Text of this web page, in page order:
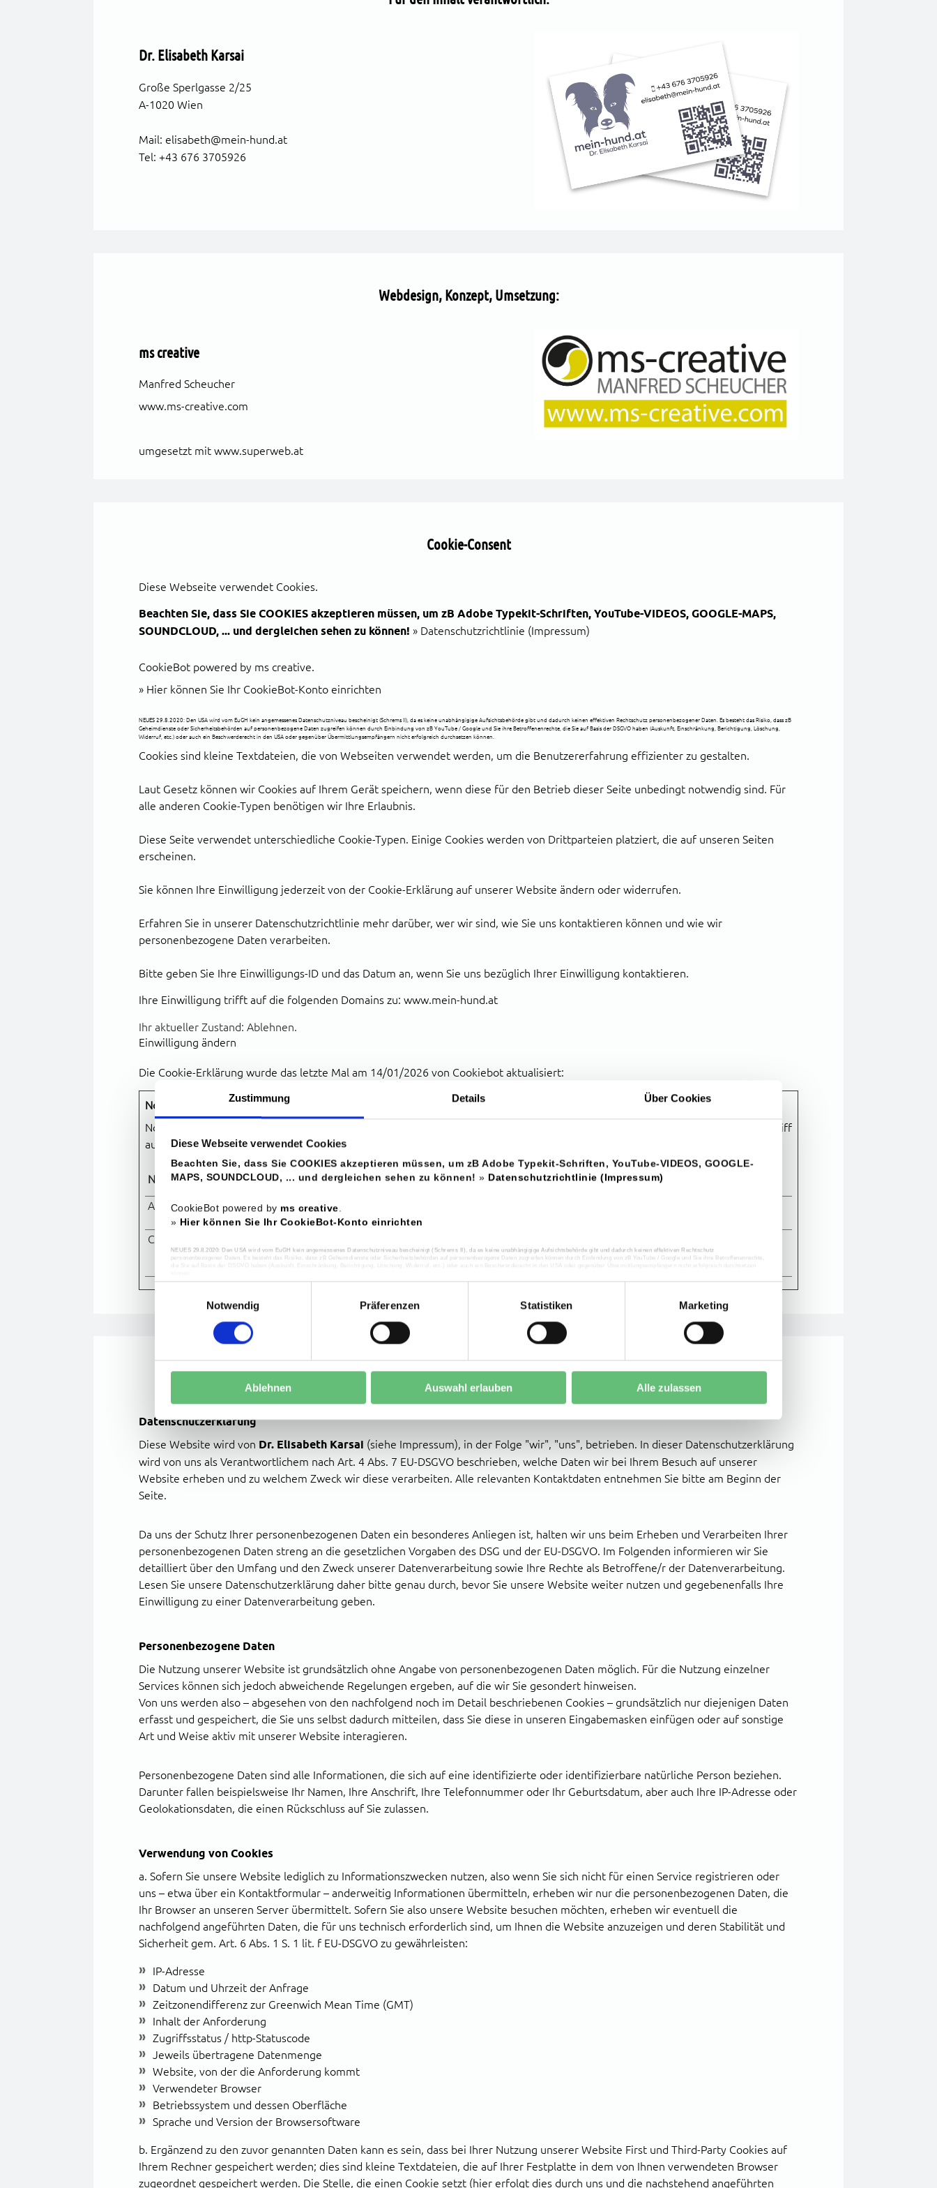
Zustimmung Details Über Cookies
Diese Webseite verwendet Cookies
Beachten Sie, dass Sie COOKIES akzeptieren müssen, um zB Adobe Typekit-Schriften, YouTube-VIDEOS, GOOGLE-
MAPS, SOUNDCLOUD, ... und dergleichen sehen zu können! » Datenschutzrichtlinie (Impressum)
CookieBot powered by ms creative.
» Hier können Sie Ihr CookieBot-Konto einrichten
NEUES 29.8.2020: Den USA wird vom EuGH kein angemessenes Datenschutzniveau bescheinigt (Schrems II), da es keine unabhängigige Aufsichtsbehörde gibt und dadurch keinen effektiven Rechtschutz
personenbezogener Daten. Es besteht das Risiko, dass zB Geheimdienste oder Sicherheitsbehörden auf personenbezogene Daten zugreifen können durch Einbindung von zB YouTube / Google und Sie ihre Betroffenenrechte,
E
u
n
g
s
u
w
a
h
Notwendig Präferenzen Statistiken Marketing
Ablehnen Auswahl erlauben Alle zulassen
Dr. Elisabeth Karsai
Große Sperlgasse 2/25
A-1020 Wien
Mail: elisabeth@mein-hund.at
Tel: +43 676 3705926
Webdesign, Konzept, Umsetzung:
ms creative
Manfred Scheucher
www.ms-creative.com
umgesetzt mit www.superweb.at
Cookie-Consent
Diese Webseite verwendet Cookies.
Beachten Sie, dass Sie COOKIES akzeptieren müssen, um zB Adobe Typekit-Schriften, YouTube-VIDEOS, GOOGLE-MAPS,
SOUNDCLOUD, ... und dergleichen sehen zu können! » Datenschutzrichtlinie (Impressum)
CookieBot powered by ms creative.
» Hier können Sie Ihr CookieBot-Konto einrichten
NEUES 29.8.2020: Den USA wird vom EuGH kein angemessenes Datenschutzniveau bescheinigt (Schrems II), da es keine unabhängigige Aufsichtsbehörde gibt und dadurch keinen effektiven Rechtschutz personenbezogener Daten. Es besteht das Risiko, dass zB
Geheimdienste oder Sicherheitsbehörden auf personenbezogene Daten zugreifen können durch Einbindung von zB YouTube / Google und Sie ihre Betroffenenrechte, die Sie auf Basis der DSGVO haben (Auskunft, Einschränkung, Berichtigung, Löschung,
Widerruf, etc.) oder auch ein Beschwerderecht in den USA oder gegenüber Übermittlungsempfängern nicht erfolgreich durchsetzen können.
Cookies sind kleine Textdateien, die von Webseiten verwendet werden, um die Benutzererfahrung effizienter zu gestalten.
Laut Gesetz können wir Cookies auf Ihrem Gerät speichern, wenn diese für den Betrieb dieser Seite unbedingt notwendig sind. Für
alle anderen Cookie-Typen benötigen wir Ihre Erlaubnis.
Diese Seite verwendet unterschiedliche Cookie-Typen. Einige Cookies werden von Drittparteien platziert, die auf unseren Seiten
erscheinen.
Sie können Ihre Einwilligung jederzeit von der Cookie-Erklärung auf unserer Website ändern oder widerrufen.
Erfahren Sie in unserer Datenschutzrichtlinie mehr darüber, wer wir sind, wie Sie uns kontaktieren können und wie wir
personenbezogene Daten verarbeiten.
Bitte geben Sie Ihre Einwilligungs-ID und das Datum an, wenn Sie uns bezüglich Ihrer Einwilligung kontaktieren.
Ihre Einwilligung trifft auf die folgenden Domains zu: www.mein-hund.at
Ihr aktueller Zustand: Ablehnen.
Einwilligung ändern
Die Cookie-Erklärung wurde das letzte Mal am 14/01/2026 von Cookiebotaktualisiert:
Notwendig (2)
Notwendige Cookies helfen dabei, eine Webseite nutzbar zu machen, indem sie Grundfunktionen wie Seitennavigation und Zugriff
auf sichere Bereiche der Webseite ermöglichen. Die Webseite kann ohne diese Cookies nicht richtig funktionieren.
Name Anbieter Zweck
Maximale
Speicherdauer
ASPSESSIONID# www.mein-hund.at
Seitenanfragen bei.
CookieConsent
Benutzers für Cookies auf der aktuellen
Domäne.
Datenschutzerklärung
Diese Website wird von Dr. Elisabeth Karsai (siehe Impressum), in der Folge "wir", "uns", betrieben. In dieser Datenschutzerklärung
wird von uns als Verantwortlichem nach Art. 4 Abs. 7 EU-DSGVO beschrieben, welche Daten wir bei Ihrem Besuch auf unserer
Website erheben und zu welchem Zweck wir diese verarbeiten. Alle relevanten Kontaktdaten entnehmen Sie bitte am Beginn der
Seite.
Da uns der Schutz Ihrer personenbezogenen Daten ein besonderes Anliegen ist, halten wir uns beim Erheben und Verarbeiten Ihrer
personenbezogenen Daten streng an die gesetzlichen Vorgaben des DSG und der EU-DSGVO. Im Folgenden informieren wir Sie
detailliert über den Umfang und den Zweck unserer Datenverarbeitung sowie Ihre Rechte als Betroffene/r der Datenverarbeitung.
Lesen Sie unsere Datenschutzerklärung daher bitte genau durch, bevor Sie unsere Website weiter nutzen und gegebenenfalls Ihre
Einwilligung zu einer Datenverarbeitung geben.
Personenbezogene Daten
Die Nutzung unserer Website ist grundsätzlich ohne Angabe von personenbezogenen Daten möglich. Für die Nutzung einzelner
Services können sich jedoch abweichende Regelungen ergeben, auf die wir Sie gesondert hinweisen.
Von uns werden also – abgesehen von den nachfolgend noch im Detail beschriebenen Cookies – grundsätzlich nur diejenigen Daten
erfasst und gespeichert, die Sie uns selbst dadurch mitteilen, dass Sie diese in unseren Eingabemasken einfügen oder auf sonstige
Art und Weise aktiv mit unserer Website interagieren.
Personenbezogene Daten sind alle Informationen, die sich auf eine identifizierte oder identifizierbare natürliche Person beziehen.
Darunter fallen beispielsweise Ihr Namen, Ihre Anschrift, Ihre Telefonnummer oder Ihr Geburtsdatum, aber auch Ihre IP-Adresse oder
Geolokationsdaten, die einen Rückschluss auf Sie zulassen.
Verwendung von Cookies
a. Sofern Sie unsere Website lediglich zu Informationszwecken nutzen, also wenn Sie sich nicht für einen Service registrieren oder
uns – etwa über ein Kontaktformular – anderweitig Informationen übermitteln, erheben wir nur die personenbezogenen Daten, die
Ihr Browser an unseren Server übermittelt. Sofern Sie also unsere Website besuchen möchten, erheben wir eventuell die
nachfolgend angeführten Daten, die für uns technisch erforderlich sind, um Ihnen die Website anzuzeigen und deren Stabilität und
Sicherheit gem. Art. 6 Abs. 1 S. 1 lit. f EU-DSGVO zu gewährleisten:
IP-Adresse
Datum und Uhrzeit der Anfrage
Zeitzonendifferenz zur Greenwich Mean Time (GMT)
Inhalt der Anforderung
Zugriffsstatus / http-Statuscode
Jeweils übertragene Datenmenge
Website, von der die Anforderung kommt
Verwendeter Browser
Betriebssystem und dessen Oberfläche
Sprache und Version der Browsersoftware
b. Ergänzend zu den zuvor genannten Daten kann es sein, dass bei Ihrer Nutzung unserer Website First und Third-Party Cookies auf
Ihrem Rechner gespeichert werden; dies sind kleine Textdateien, die auf Ihrer Festplatte in dem von Ihnen verwendeten Browser
zugeordnet gespeichert werden. Die Stelle, die einen Cookie setzt (hier erfolgt dies durch uns und die nachstehend angeführten